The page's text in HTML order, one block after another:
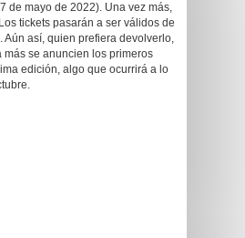
de mayo de 2022). Una vez más,
tickets pasarán a ser válidos de
Aún así, quien prefiera devolverlo,
se anuncien los primeros
edición, algo que ocurrirá a lo